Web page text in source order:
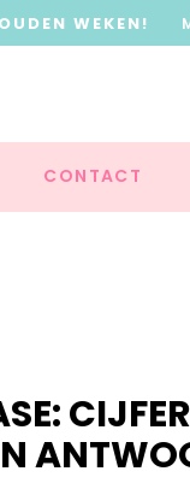
WEKEN!
CONTACT